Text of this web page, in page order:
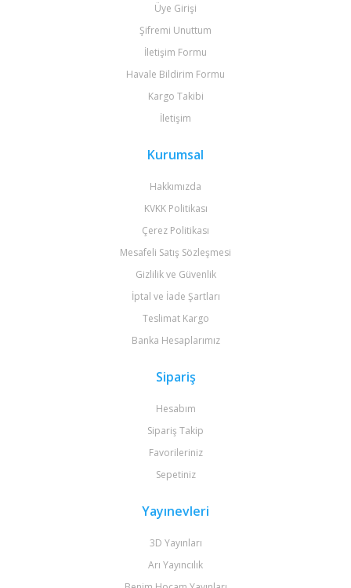
Üye Girişi
Şifremi Unuttum
İletişim Formu
Havale Bildirim Formu
Kargo Takibi
İletişim
Kurumsal
Hakkımızda
KVKK Politikası
Çerez Politikası
Mesafeli Satış Sözleşmesi
Gizlilik ve Güvenlik
İptal ve İade Şartları
Teslimat Kargo
Banka Hesaplarımız
Sipariş
Hesabım
Sipariş Takip
Favorileriniz
Sepetiniz
Yayınevleri
3D Yayınları
Arı Yayıncılık